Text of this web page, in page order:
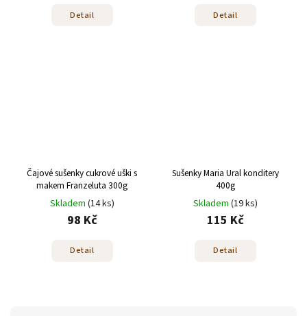
Detail Detail
Čajové sušenky cukrové uški s
makem Franzeluta 300g
Skladem (14 ks)
98 Kč
Detail
Sušenky Maria Ural konditery
400g
Skladem (19 ks)
115 Kč
Detail